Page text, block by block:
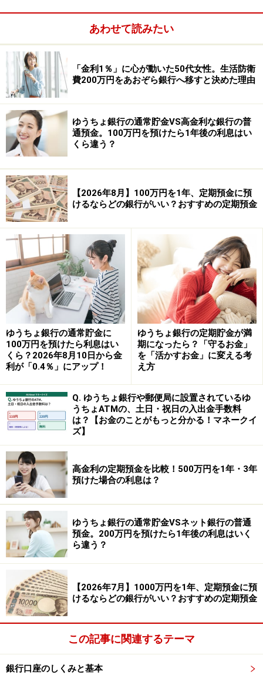
三菱UFJフィナンシャル・グループ新ブランド「エムット」
発表記者会見の様子 ※All About編集部撮影
では、どうすれば最大20％のポイント還元を実現できる
のでしょうか。まずは、カードの支払口座を「三菱UFJ
銀行」に設定し、三菱UFJカードアプリで、ポイントア
ッププログラムにエントリーします。
加えて、次のような条件でポイント還元率がアップ。こ
こでは、条件の一例を紹介します（詳細は公式Webサイ
トをご確認ください）。
三菱UFJカードアプリにログイン：＋0.5ポイント
5万円以上のカード利用：＋0.5ポイント
三菱UFJダイレクト（インターネットバンキング）
にログイン：＋1.0％
「三菱UFJ eスマート証券」または「WealthNavi for
三菱UFJ銀行」で積み立て1万円以上：＋1.0％
まさに、エムットのコンセプト通り、
MUFGの金融サー
ビスを連携して利用することでお得になる＝還元ポイン
トがどんどん増える仕組み
また、三菱UFJカードのアプリでは、現在の還元率や達
成条件が一目で確認でき、「何をすればもっとおトクに
なるのか」が分かりやすく表示されるようになっていま
す。
あわせて読みたい
「金利1％」に心が動いた50代女性。生活防衛
費200万円をあおぞら銀行へ移すと決めた理由
ゆうちょ銀行の通常貯金VS高金利な銀行の普
通預金。100万円を預けたら1年後の利息はい
くら違う？
【2026年8月】100万円を1年、定期預金に預
けるならどの銀行がいい？おすすめの定期預金
ゆうちょ銀行の通常貯金に
100万円を預けたら利息はい
くら？2026年8月10日から金
利が「0.4％」にアップ！
ゆうちょ銀行の定期貯金が満
期になったら？「守るお金」
を「活かすお金」に変える考
え方
Q. ゆうちょ銀行や郵便局に設置されているゆ
うちょATMの、土日・祝日の入出金手数料
は？【お金のことがもっと分かる！マネークイ
ズ】
高金利の定期預金を比較！500万円を1年・3年
預けた場合の利息は？
ゆうちょ銀行の通常貯金VSネット銀行の普通
預金。200万円を預けたら1年後の利息はいく
ら違う？
【2026年7月】1000万円を1年、定期預金に預
けるならどの銀行がいい？おすすめの定期預金
この記事に関連するテーマ
銀行口座のしくみと基本